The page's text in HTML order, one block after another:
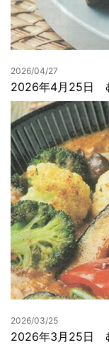
2026/04/27
2026年4月25日
2026/03/25
2026年3月25日